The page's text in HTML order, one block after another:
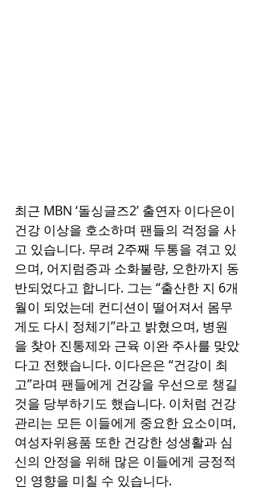
최근 MBN ‘돌싱글즈2’ 출연자 이다은이
건강 이상을 호소하며 팬들의 걱정을 사
고 있습니다. 무려 2주째 두통을 겪고 있
으며, 어지럼증과 소화불량, 오한까지 동
반되었다고 합니다. 그는 “출산한 지 6개
월이 되었는데 컨디션이 떨어져서 몸무
게도 다시 정체기”라고 밝혔으며, 병원
을 찾아 진통제와 근육 이완 주사를 맞았
다고 전했습니다. 이다은은 “건강이 최
고”라며 팬들에게 건강을 우선으로 챙길
것을 당부하기도 했습니다. 이처럼 건강
관리는 모든 이들에게 중요한 요소이며,
여성자위용품 또한 건강한 성생활과 심
신의 안정을 위해 많은 이들에게 긍정적
인 영향을 미칠 수 있습니다.